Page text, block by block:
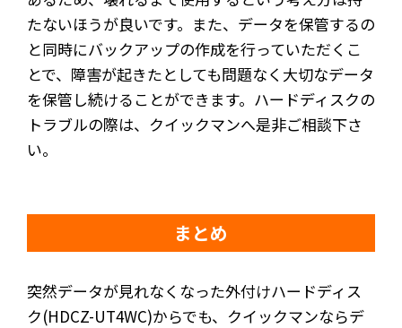
たないほうが良いです。また、データを保管するの
と同時にバックアップの作成を行っていただくこ
とで、障害が起きたとしても問題なく大切なデータ
を保管し続けることができます。ハードディスクの
トラブルの際は、クイックマンへ是非ご相談下さ
い。
まとめ
突然データが見れなくなった外付けハードディス
ク(HDCZ-UT4WC)からでも、クイックマンならデ